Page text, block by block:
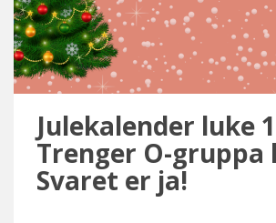
Julekalender luke
Trenger O-gruppa
Svaret er ja!